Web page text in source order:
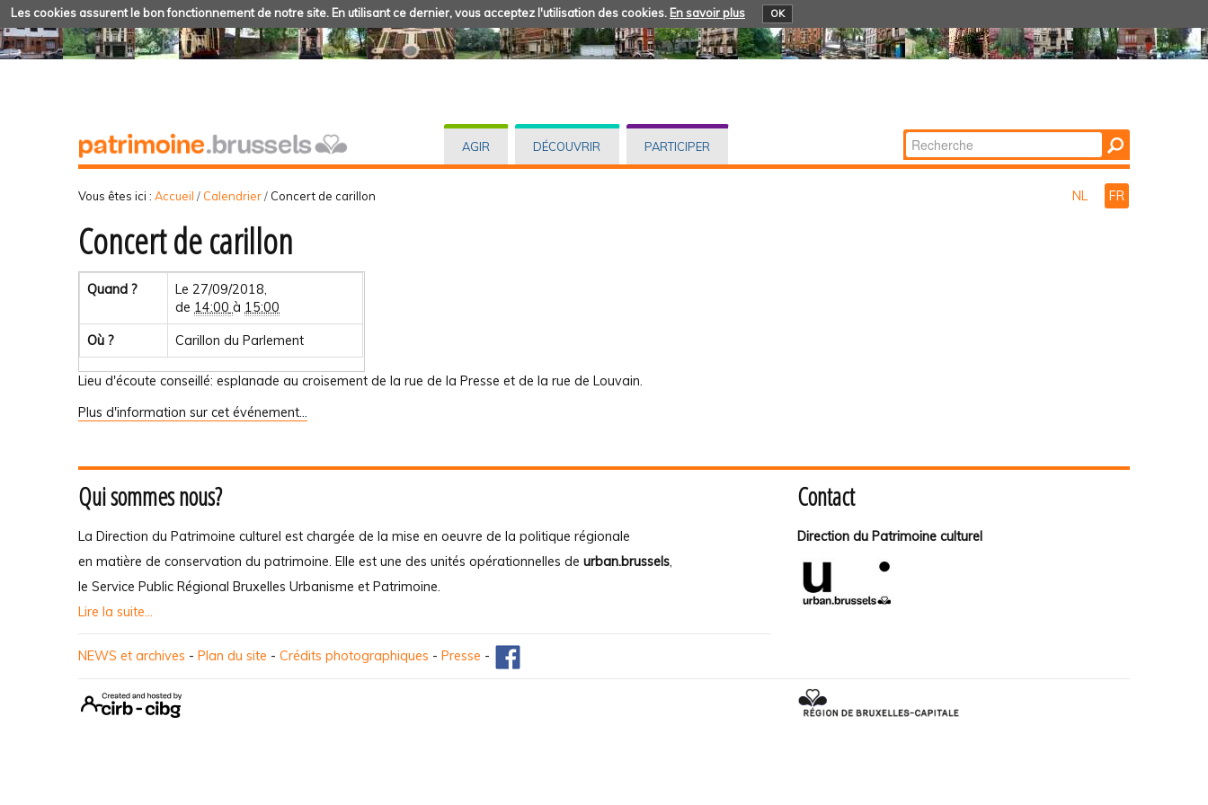
Les cookies assurent le bon fonctionnement de notre site. En utilisant ce dernier, vous acceptez l'utilisation des cookies. En savoir plus OK
AGIR DÉCOUVRIR PARTICIPER Chercher par
Recherche
Vous êtes ici : Accueil / Calendrier/ Concert de carillon NL FR
Concert de carillon
Quand ?
Le 27/09/2018,
de 14:00 à 15:00
Où ? Carillon du Parlement
Lieu d'écoute conseillé: esplanade au croisement de la rue de la Presse et de la rue de Louvain.
Plus d'information sur cet événement…
Qui sommes nous?
La Direction du Patrimoine culturel est chargée de la mise en oeuvre de la politique régionale
en matière de conservation du patrimoine. Elle est une des unités opérationnelles de urban.brussels,
le Service Public Régional Bruxelles Urbanisme et Patrimoine.
Lire la suite...
Contact
Direction du Patrimoine culturel
NEWS et archives - Plan du site - Crédits photographiques - Presse -